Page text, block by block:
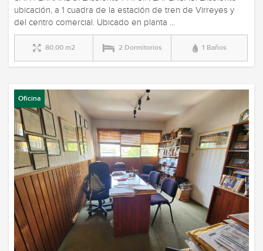
ubicación, a 1 cuadra de la estación de tren de Virreyes y
del centro comercial. Ubicado en planta ...
80,00 m2 2 Dormitorios 1 Baños
Oficina